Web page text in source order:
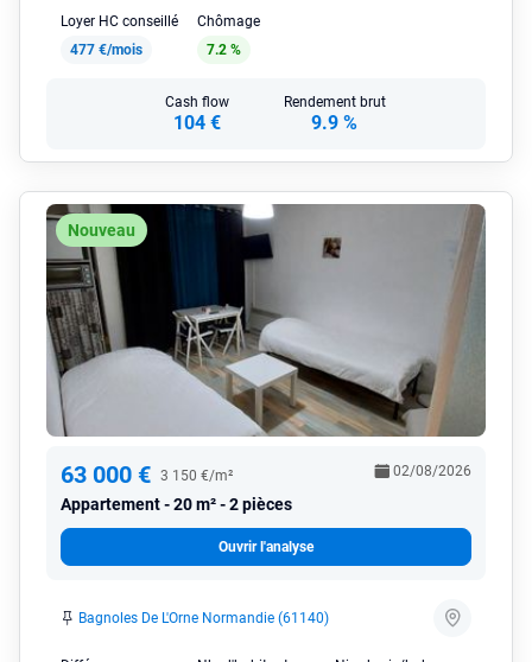
Loyer HC conseillé
477 €/mois
Chômage
7.2 %
Cash flow
104 €
Rendement brut
9.9 %
Nouveau
63 000 € 3 150 €/m²
Appartement 20 m² - 2 pièces
02/08/2026
Ouvrir l'analyse
Bagnoles De L'Orne Normandie (61140)